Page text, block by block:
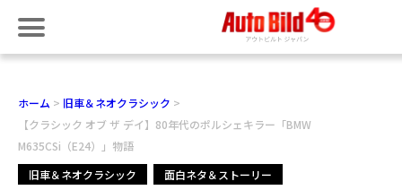
ホーム
旧車＆ネオクラシック
【クラシック オブ ザ デイ】80年代のポルシェキラー「BMW
M635CSi（E24）」物語
旧車＆ネオクラシック
面白ネタ＆ストーリー